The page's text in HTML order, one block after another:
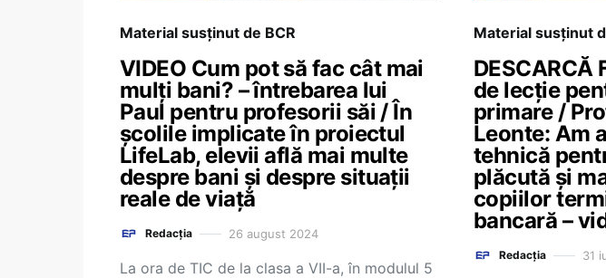
Material susținut de BCR
VIDEO Cum pot să fac cât mai
mulți bani? – întrebarea lui
Paul pentru profesorii săi / În
școlile implicate în proiectul
LifeLab, elevii află mai multe
despre bani și despre situații
reale de viață
Redacția 26 august 2024
La ora de TIC de la clasa a VII-a, în modulul 5
Material susținut
DESCARCĂ
de lecție
primare /
Leonte: Am
tehnică
plăcută și
copiilor
bancară –
Redacția 31